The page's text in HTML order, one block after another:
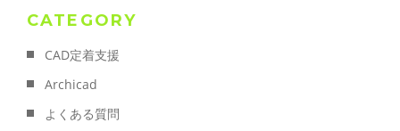
CATEGORY
CAD定着支援
Archicad
よくある質問